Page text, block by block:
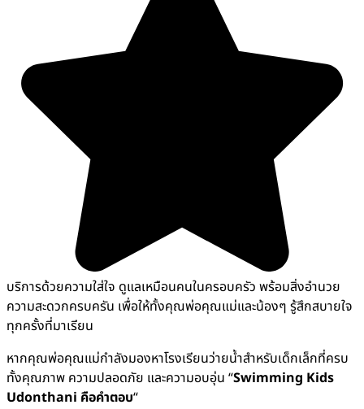
บริการด้วยความใส่ใจ ดูแลเหมือนคนในครอบครัว พร้อมสิ่งอำนวย
ความสะดวกครบครัน เพื่อให้ทั้งคุณพ่อคุณแม่และน้องๆ รู้สึกสบายใจ
ทุกครั้งที่มาเรียน
หากคุณพ่อคุณแม่กำลังมองหาโรงเรียนว่ายน้ำสำหรับเด็กเล็กที่ครบ
ทั้งคุณภาพ ความปลอดภัย และความอบอุ่น “Swimming Kids
Udonthani คือคำตอบ“